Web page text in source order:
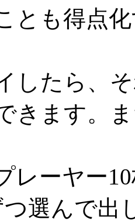
とも得点
したら、
きます。
レーヤー
選んで出